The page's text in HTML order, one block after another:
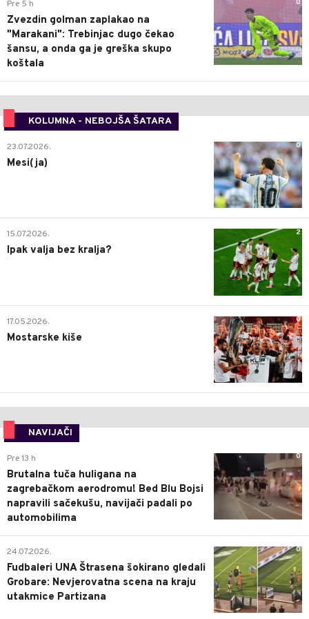
0
Pre 5 h
Zvezdin golman zaplakao na
"Marakani": Trebinjac dugo čekao
šansu, a onda ga je greška skupo
koštala
KOLUMNA - NEBOJŠA ŠATARA
0
23.07.2026.
Mesi(ja)
2
15.07.2026.
Ipak valja bez kralja?
0
17.05.2026.
Mostarske kiše
NAVIJAČI
0
Pre 13 h
Brutalna tuča huligana na
zagrebačkom aerodromu! Bed Blu Bojsi
napravili sačekušu, navijači padali po
automobilima
0
24.07.2026.
Fudbaleri UNA Štrasena šokirano gledali
Grobare: Nevjerovatna scena na kraju
utakmice Partizana